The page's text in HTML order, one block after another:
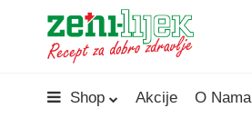
Shop Akcije O Nama